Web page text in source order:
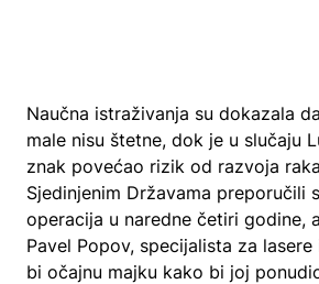
Naučna istraživanja su dokazala
male nisu štetne, dok je u slučaju
znak povećao rizik od razvoja
Sjedinjenim Državama preporučili
operacija u naredne četiri godine,
Pavel Popov, specijalista za
bi očajnu majku kako bi joj